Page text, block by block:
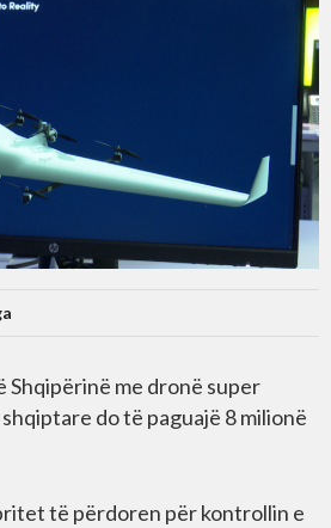
Shqipërinë me dronë super
do të paguajë 8 milionë
të përdoren për kontrollin e